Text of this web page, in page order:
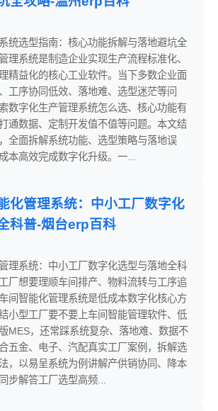
统选型指南：核心功能拆解与落地避坑全
理系统是制造企业实现生产流程标准化、
精益化的核心工业软件。当下多数企业面
工序协同低效、落地难、选型迷茫等问
数字化生产管理系统怎么选、核心功能有
通数据、定制开发值不值等问题。本文结
全面拆解系统功能、选型策略与落地误
本高效完成数字化升级。一...
化管理系统：中小工厂数字化
科普-烟台erp百科
理系统：中小工厂数字化选型与落地全科
厂想要理顺车间排产、物料流转与工序追
间智能化管理系统是低成本数字化核心方
小型工厂要不要上车间智能管理软件、低
MES，还常踩系统复杂、落地难、数据不
五金、电子、汽配真实工厂案例，拆解选
，以易呈系统为例讲解产供销协同、降本
步解答工厂选型高频...